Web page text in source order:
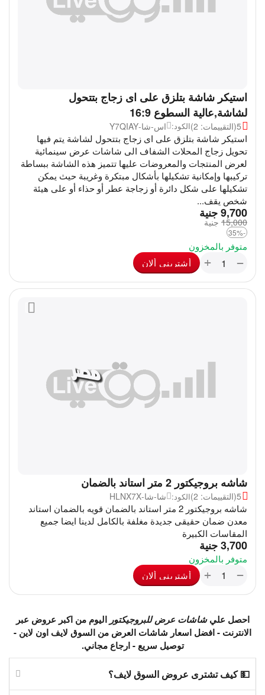
استيكر شاشة بتلزق على اى زجاج بتتحول
لشاشة,عالية السطوع 16:9
5(التقييمات: 2) الكود: اس-شا-Y7QIAY
استيكر شاشة بتلزق على اى زجاج بتتحول لشاشة يتم فيها
تحويل زجاج المحلات الشفاف الى شاشات عرض سينمائية
لعرض المنتجات والمعروضات عليها تتميز هذه الشاشة ببساطة
تركيبها وإمكانية تشكيلها بأشكال مبتكرة وغريبة حيث يمكن
تشكيلها على شكل دائرة أو زجاجة عطر أو حذاء أو على هيئة
شخص يقف...
جنية9,700
جنية 15,000
-35%
متوفر بالمخزون
+ − أشترينى ألان
شاشه بروجيكتور 2 متر استاند بالضمان
5(التقييمات: 2) الكود: شا-شا-HLNX7X
شاشه بروجيكتور 2 متر استاند بالضمان قويه بالضمان استاند
معدن ضمان حقيقى جديدة مغلفة بالكامل لدينا ايضا جميع
المقاسات الكبيرة
جنية3,700
متوفر بالمخزون
+ − أشترينى ألان
احصل عليشاشات عرض للبروجيكتور اليوم من اكبر عروض عبر
الانترنت - افضل اسعار شاشات العرض من السوق لايف اون لاين -
توصيل سريع - ارجاع مجاني.
💵 كيف تشترى عروض السوق لايف؟